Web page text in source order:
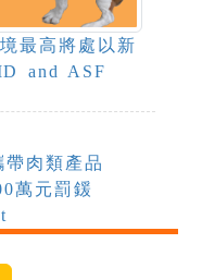
最高將處以新
and ASF
肉類產品
萬元罰鍰